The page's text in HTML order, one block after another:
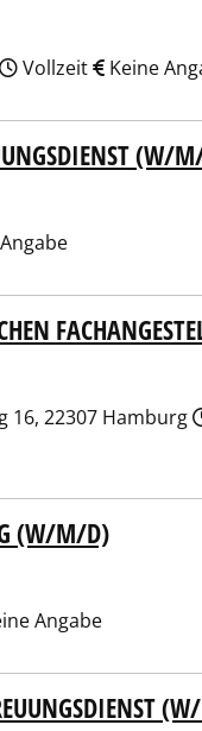
Vollzeit Keine
(W/
16, 22307 Hamburg
(W/M/D)
Angabe